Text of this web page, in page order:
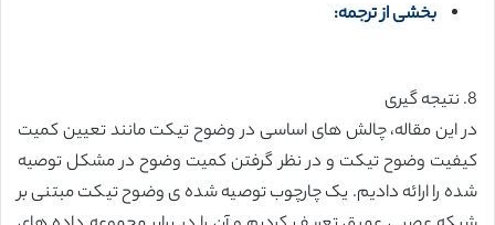
بخشی از ترجمه:
8. نتیجه گیری
در این مقاله، چالش های اساسی در وضوح تیکت مانند تعیین کمیت
کیفیت وضوح تیکت و در نظر گرفتن کمیت وضوح در مشکل توصیه
شده را ارائه دادیم. یک چارچوب توصیه شده ی وضوح تیکت مبتنی بر